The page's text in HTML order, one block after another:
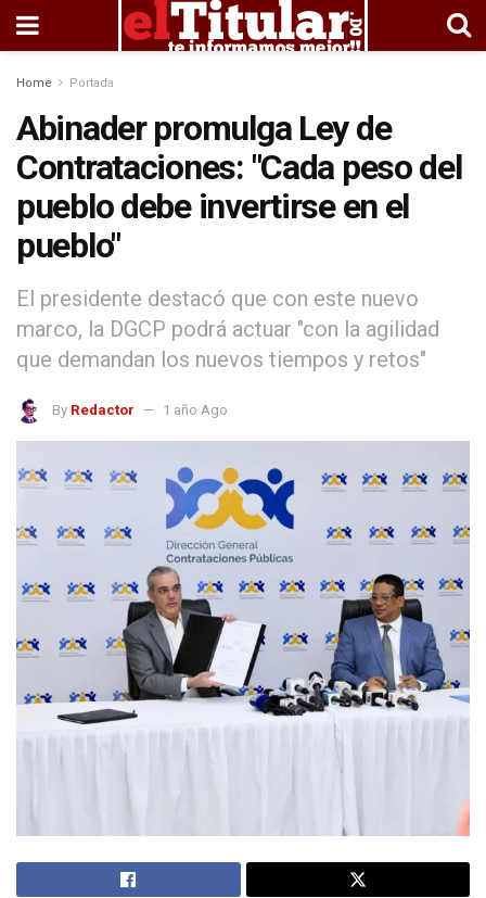
Home Portada
Abinader promulga Ley de
Contrataciones: "Cada peso del
pueblo debe invertirse en el
pueblo"
El presidente destacó que con este nuevo
marco, la DGCP podrá actuar "con la agilidad
que demandan los nuevos tiempos y retos"
By Redactor 1 año Ago